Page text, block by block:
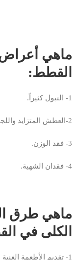
ماهي
القطط:
1- التبول كثيراً.
2-العطش المتزايد واللجوء للشرب من صنابير المياه.
3- فقد الوزن.
4- فقدان الشهية.
ماهي طرق
الكلى في
1- تقديم الأطعمة الغنية ببروتيناتها مثل لحم السمك الأبيض